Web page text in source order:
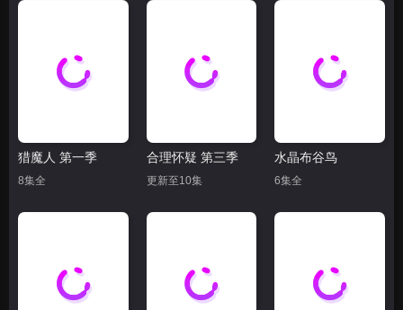
猎魔人 第一季
8集全
合理怀疑 第三季
更新至10集
水晶布谷鸟
6集全